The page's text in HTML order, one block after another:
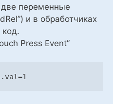
переменные
и в обработчиках
код.
Press Event”
.val=1